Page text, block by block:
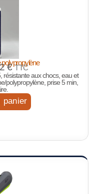
polypropylène
€ TTC
résistante aux chocs, eau et
polypropylène, prise 5 min,
panier